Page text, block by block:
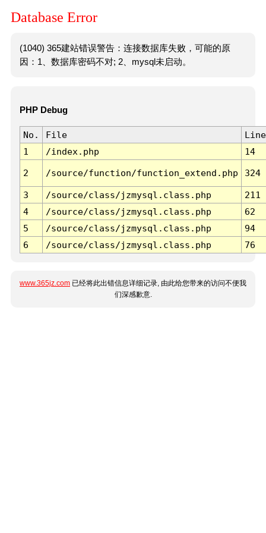
Database Error
(1040) 365建站错误警告：连接数据库失败，可能的原
因：1、数据库密码不对; 2、mysql未启动。
PHP Debug
No. File
Line
1
/index.php 14
2 /source/function/function_extend.php 324
3 /source/class/jzmysql.class.php
211
4
/source/class/jzmysql.class.php
62
5
/source/class/jzmysql.class.php
94
6
/source/class/jzmysql.class.php 76
www.365jz.com 已经将此出错信息详细记录, 由此给您带来的访问不便我
们深感歉意.